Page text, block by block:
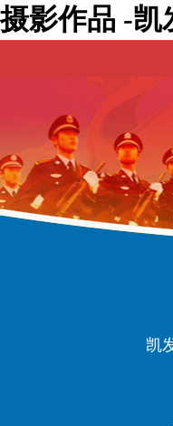
摄影作品 -凯
凯